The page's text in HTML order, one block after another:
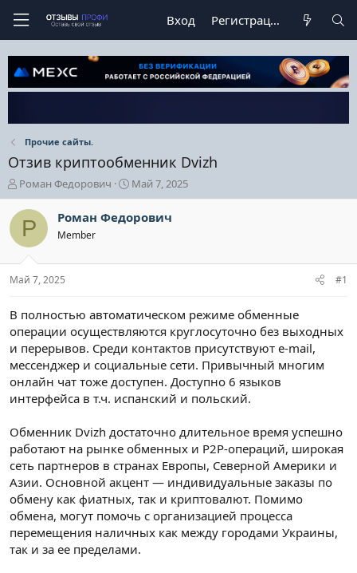
Вход Регистрация
Прочие сайты.
Отзив криптообменник Dvizh
А
в
т
р
е
м
Роман Федорович
Д
а
а
ч
а
Май 7, 2025
Р Роман Федорович
Member
Май 7, 2025 #1
В полностью автоматическом режиме обменные
операции осуществляются круглосуточно без выходных
и перерывов. Среди контактов присутствуют е-mail,
мессенджер и социальные сети. Привычный многим
онлайн чат тоже доступен. Доступно 6 языков
интерфейса в т.ч. испанский и польский.
Обменник Dvizh достаточно длительное время успешно
работают на рынке обменных и Р2Р-операций, широкая
сеть партнеров в странах Европы, Северной Америки и
Азии. Основной акцент — индивидуальные заказы по
обмену как фиатных, так и криптовалют. Помимо
обмена, могут помочь с организацией процесса
перемещения наличных как между городами Украины,
так и за ее пределами.